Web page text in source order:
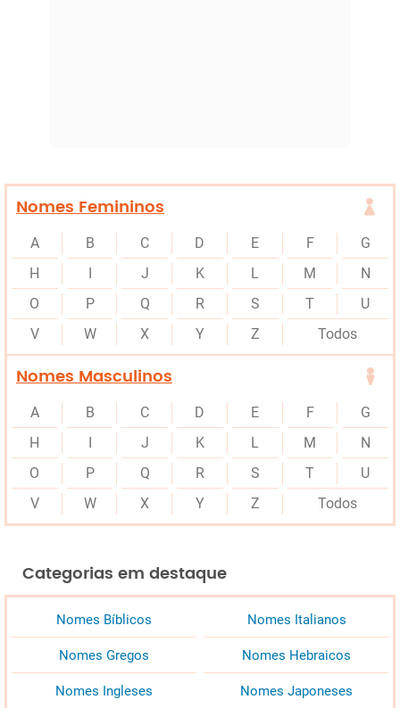
Nomes Femininos
A B C D E F
G
H
I J K L M
N
O
P Q R S T
U
V
W X Y Z Todos
Nomes Masculinos
A B C D E F
G
H
I J K L M
N
O
P Q R S T
U
V
W X Y Z Todos
Categorias em destaque
Nomes Bíblicos Nomes Italianos
Nomes Gregos Nomes Hebraicos
Nomes Ingleses Nomes Japoneses